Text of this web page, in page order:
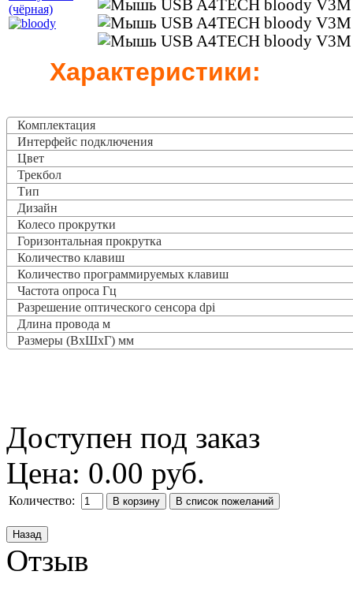
Характеристики:
Комплектация
Интерфейс подключения
Цвет
Трекбол
Тип
Дизайн
Колесо прокрутки
Горизонтальная прокрутка
Количество клавиш
Количество программируемых клавиш
Частота опроса Гц
Разрешение оптического сенсора dpi
Длина провода м
Размеры (ВxШxГ) мм
Доступен под заказ
Цена: 0.00 руб.
Количество:
Отзыв